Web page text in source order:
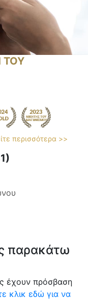
ΤΟΥ
περισσότερα >>
παρακάτω
έχουν πρόσβαση
κλικ εδώ για να